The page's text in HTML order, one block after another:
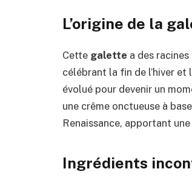
L’origine de la
Cette galette a des
célébrant la fin de l’hiver
évolué pour devenir un
une crême onctueuse à
Renaissance, apportant
Ingrédients